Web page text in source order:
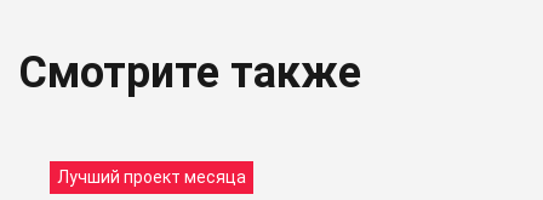
Смотрите также
Лучший проект месяца